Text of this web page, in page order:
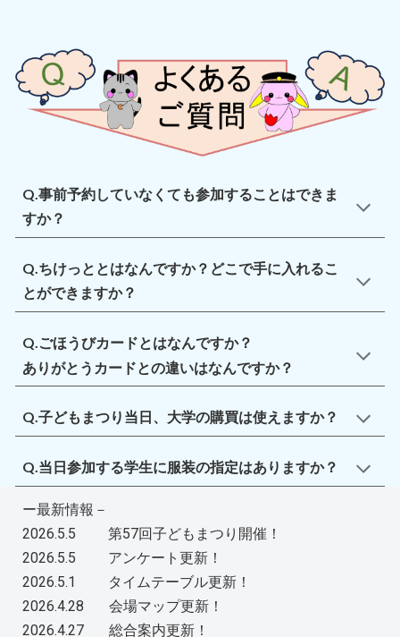
Q.事前予約していなくても参加することはできま
すか？
Q.ちけっと とはなんですか？どこで手に入れるこ
とができますか？
Q.ごほうびカードとはなんですか？
ありがとうカードとの違いはなんですか？
Q.子どもまつり当日、大学の購買は使えますか？
Q.当日参加する学生に服装の指定はありますか？
ー最新情報－
2026.5.5 第57回子どもまつり開催！
2026.5.5 アンケート更新！
2026.5.1 タイムテーブル更新！
2026.4.28 会場マップ更新！
2026.4.27 総合案内更新！